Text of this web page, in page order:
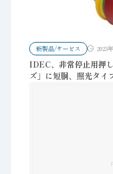
新製品/サービス 2023
IDEC、非常停止用押
ズ」に短胴、照光タイ